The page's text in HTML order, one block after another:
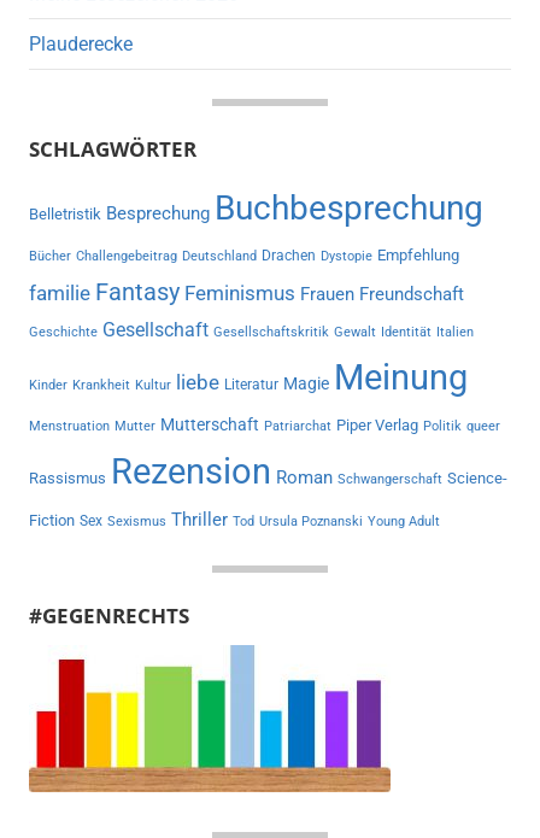
Plauderecke
SCHLAGWÖRTER
Belletristik Besprechung Buchbesprechung
Bücher Challengebeitrag Deutschland Drachen Dystopie Empfehlung
familie Fantasy Feminismus Frauen Freundschaft
Geschichte Gesellschaft Gesellschaftskritik Gewalt Identität Italien
Kinder Krankheit Kultur liebe Literatur Magie Meinung
Menstruation Mutter Mutterschaft Patriarchat Piper Verlag Politik queer
Rassismus Rezension Roman Schwangerschaft Science-
Fiction Sex Sexismus Thriller Tod Ursula Poznanski Young Adult
#GEGENRECHTS